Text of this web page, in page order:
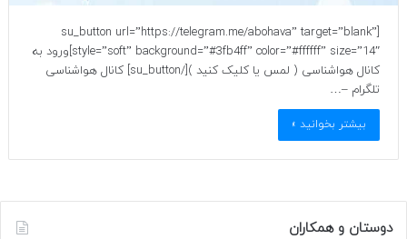
[su_button url=”https://telegram.me/abohava” target=”blank”
style=”soft” background=”#3fb4ff” color=”#ffffff” size=”14″]ورود به
کانال هواشناسی ( لمس یا کلیک کنید )[/su_button] کانال هواشناسی
تلگرام –…
بیشتر بخوانید »
دوستان و همکاران